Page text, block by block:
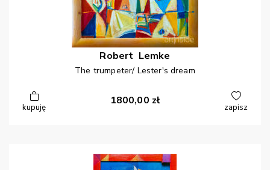
Robert Lemke
The trumpeter/ Lester's dream
kupuję
1800,00 zł
zapisz